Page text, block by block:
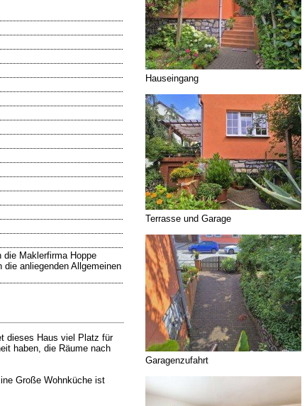
Maklerfirma Hoppe
anliegenden Allgemeinen
dieses Haus viel Platz für
haben, die Räume nach
Große Wohnküche ist
Hauseingang
Terrasse und Garage
Garagenzufahrt